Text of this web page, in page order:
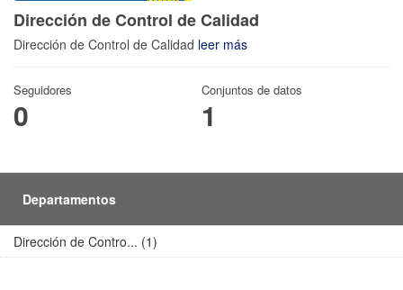
Dirección de Control de Calidad
Dirección de Control de Calidad leer más
Seguidores
0
Conjuntos de datos
1
Departamentos
Dirección de Contro... (1)